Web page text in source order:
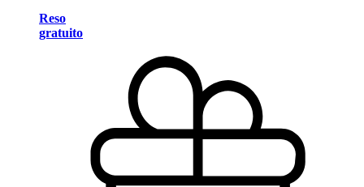
Reso
gratuito